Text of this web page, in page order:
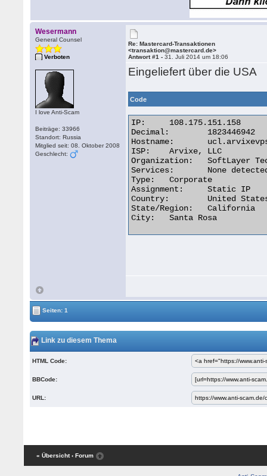
Wesermann
General Counsel
Verboten
I love Anti-Scam
Beiträge: 33966
Standort: Russia
Mitglied seit: 08. Oktober 2008
Geschlecht:
Re: Mastercard-Transaktionen
<transaktion@mastercard.de>
Antwort #1 -31. Juli 2014 um 18:06
Eingeliefert über die USA
Code
IP:	108.175.151.158
Decimal:	1823446942
Hostname:	ucl.arvixevps.com
ISP:	Arvixe, LLC
Organization:	SoftLayer Technologies
Services:	None detected
Type:	Corporate
Assignment:	Static IP
Country:	United States
State/Region:	California
City:	Santa Rosa
Seiten: 1
Link zu diesem Thema
HTML Code:
BBCode:
URL:
« Übersicht ‹ Forum